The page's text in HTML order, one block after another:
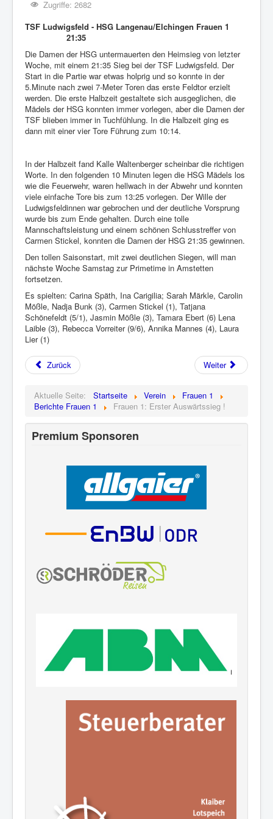
Zugriffe: 2682
TSF Ludwigsfeld - HSG Langenau/Elchingen Frauen 1
21:35
Die Damen der HSG untermauerten den Heimsieg von letzter
Woche, mit einem 21:35 Sieg bei der TSF Ludwigsfeld. Der
Start in die Partie war etwas holprig und so konnte in der
5.Minute nach zwei 7-Meter Toren das erste Feldtor erzielt
werden. Die erste Halbzeit gestaltete sich ausgeglichen, die
Mädels der HSG konnten immer vorlegen, aber die Damen der
TSF blieben immer in Tuchfühlung. In die Halbzeit ging es
dann mit einer vier Tore Führung zum 10:14.
In der Halbzeit fand Kalle Waltenberger scheinbar die richtigen
Worte. In den folgenden 10 Minuten legen die HSG Mädels los
wie die Feuerwehr, waren hellwach in der Abwehr und konnten
viele einfache Tore bis zum 13:25 vorlegen. Der Wille der
Ludwigsfeldinnen war gebrochen und der deutliche Vorsprung
wurde bis zum Ende gehalten. Durch eine tolle
Mannschaftsleistung und einem schönen Schlusstreffer von
Carmen Stickel, konnten die Damen der HSG 21:35 gewinnen.
Den tollen Saisonstart, mit zwei deutlichen Siegen, will man
nächste Woche Samstag zur Primetime in Amstetten
fortsetzen.
Es spielten: Carina Späth, Ina Carigilia; Sarah Märkle, Carolin
Mößle, Nadja Bunk (3), Carmen Stickel (1), Tatjana
Schönefeldt (5/1), Jasmin Mößle (3), Tamara Ebert (6) Lena
Laible (3), Rebecca Vorreiter (9/6), Annika Mannes (4), Laura
Lier (1)
Zurück Weiter
Aktuelle Seite: Startseite Verein
Frauen 1
Berichte Frauen 1
Frauen 1: Erster Auswärtssieg !
Premium Sponsoren